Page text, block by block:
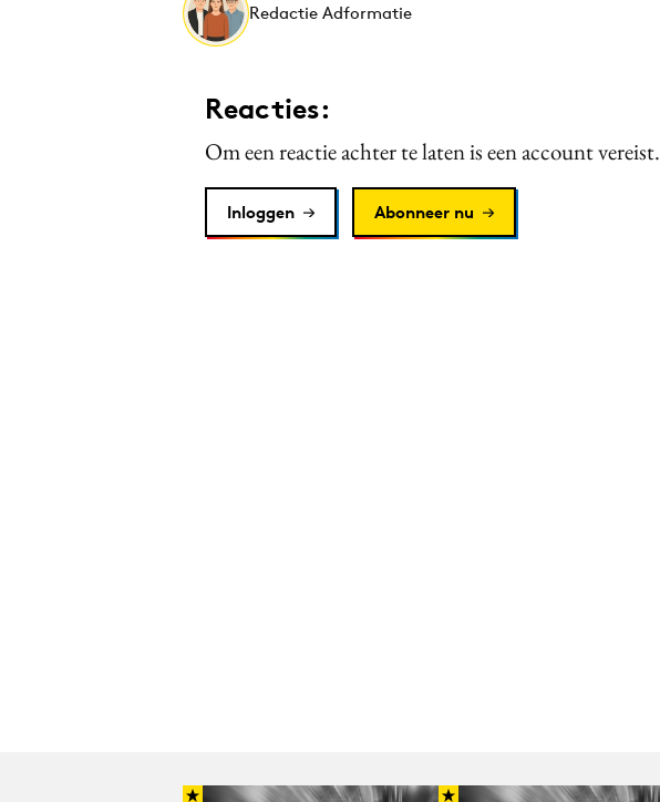
Redactie Adformatie
Reacties:
Om een reactie achter te laten is een account vereist.
Inloggen Abonneer nu